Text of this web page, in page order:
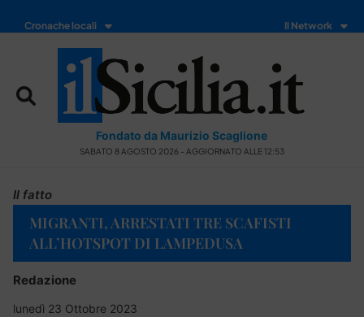
Cronache locali Il Network
Fondato da Maurizio Scaglione
SABATO 8 AGOSTO 2026 - AGGIORNATO ALLE 12:53
Il fatto
MIGRANTI, ARRESTATI TRE SCAFISTI
ALL’HOTSPOT DI LAMPEDUSA
Redazione
lunedì 23 Ottobre 2023